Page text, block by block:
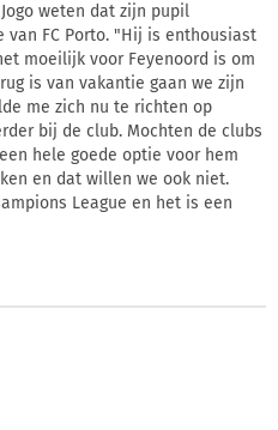
weten dat zijn pupil
FC Porto. "Hij is enthousiast
moeilijk voor Feyenoord is om
is van vakantie gaan we zijn
me zich nu te richten op
bij de club. Mochten de clubs
hele goede optie voor hem
en dat willen we ook niet.
League en het is een